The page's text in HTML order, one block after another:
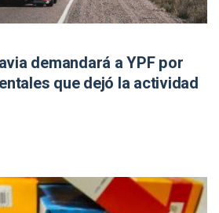
demandará a YPF por
que dejó la actividad